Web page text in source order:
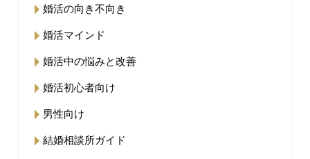
婚活の向き不向き
婚活マインド
婚活中の悩みと改善
婚活初心者向け
男性向け
結婚相談所ガイド